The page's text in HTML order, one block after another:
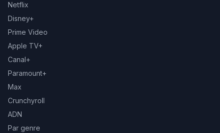
Netflix
Disney+
Prime Video
Apple TV+
Canal+
Paramount+
Max
Crunchyroll
ADN
Par genre